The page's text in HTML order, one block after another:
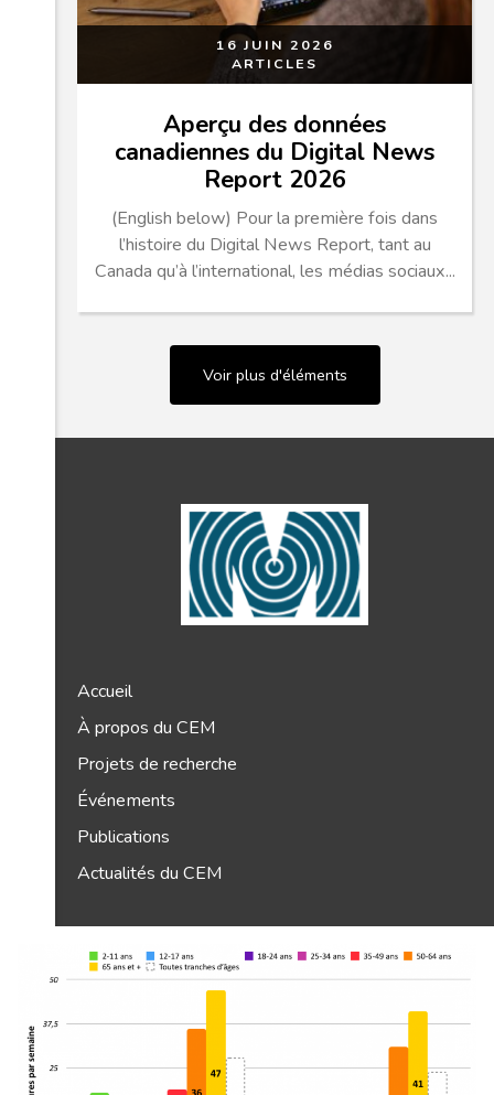
16 JUIN 2026
ARTICLES
Aperçu des données
canadiennes du Digital News
Report 2026
(English below) Pour la première fois dans
l’histoire du Digital News Report, tant au
Canada qu’à l’international, les médias sociaux...
Voir plus d'éléments
Accueil
À propos du CEM
Projets de recherche
Événements
Publications
Actualités du CEM
Nous joindre
Axes de recherche